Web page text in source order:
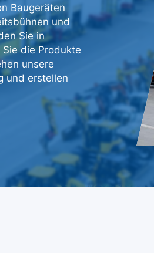
Baugeräten
und
Sie in
die Produkte
unsere
und erstellen